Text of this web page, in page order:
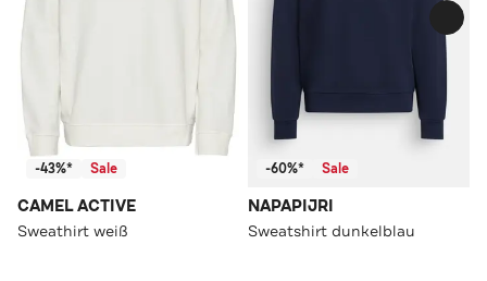
-43%* Sale
CAMEL ACTIVE
Sweathirt weiß
-60%* Sale
NAPAPIJRI
Sweatshirt dunkelblau